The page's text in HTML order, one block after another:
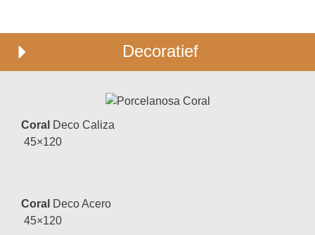
Decoratief
Coral Deco Caliza
45×120
Coral Deco Acero
45×120